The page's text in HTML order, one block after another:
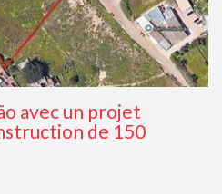
avec un projet
de 150